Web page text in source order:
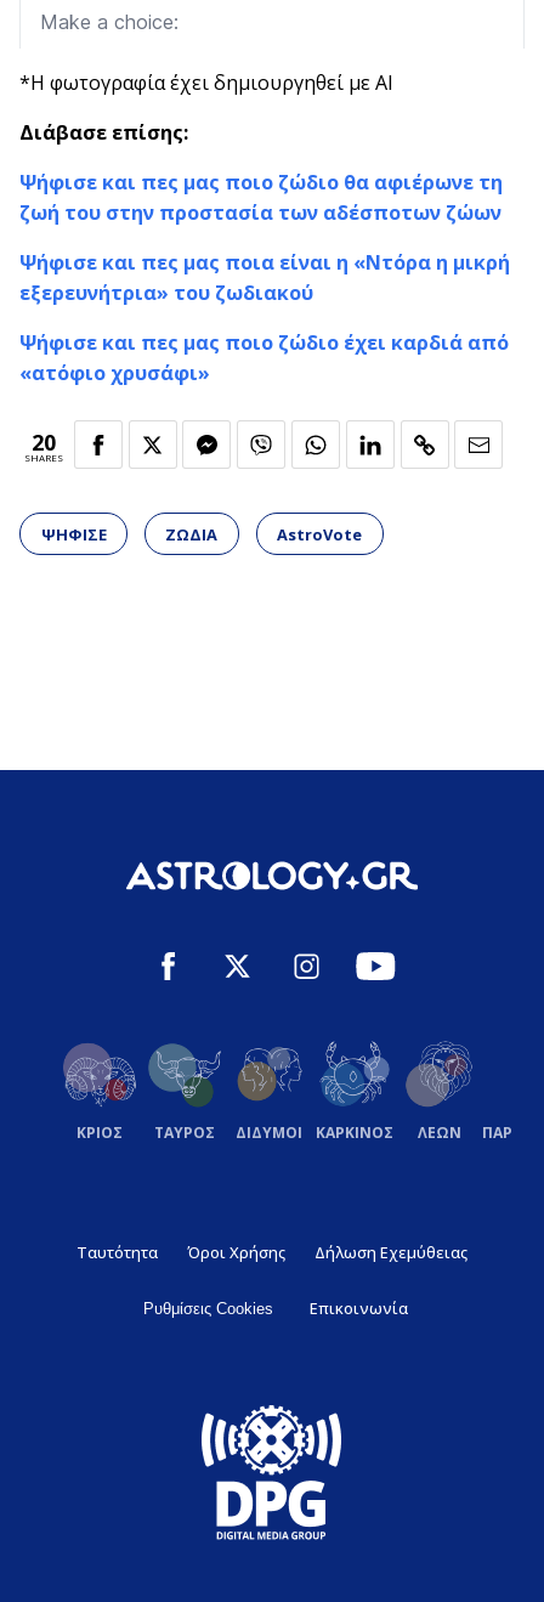
*Η φωτογραφία έχει δημιουργηθεί με AI
Διάβασε επίσης:
Ψήφισε και πες μας ποιο ζώδιο θα αφιέρωνε τη
ζωή του στην προστασία των αδέσποτων ζώων
Ψήφισε και πες μας ποια είναι η «Ντόρα η μικρή
εξερευνήτρια» του ζωδιακού
Ψήφισε και πες μας ποιο ζώδιο έχει καρδιά από
«ατόφιο χρυσάφι»
20
SHARES
ΨΗΦΙΣΕ ΖΩΔΙΑ AstroVote
ΚΡΙΟΣ ΤΑΥΡΟΣ ΔΙΔΥΜΟΙ ΚΑΡΚΙΝΟΣ ΛΕΩΝ
Ταυτότητα Όροι Χρήσης Δήλωση Εχεμύθειας
Ρυθμίσεις Cookies Επικοινωνία